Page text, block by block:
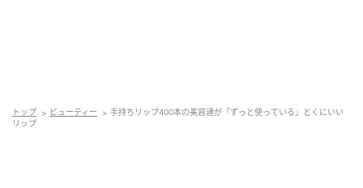
いのがコレ。可愛すぎない大人なピンクで、この色が
嫌いな人はいないのでは…？と思うほど万人ウケカラ
トップ ビューティー
手持ちリップ400本の美容通が「ずっと使っている」とくにいい
リップ